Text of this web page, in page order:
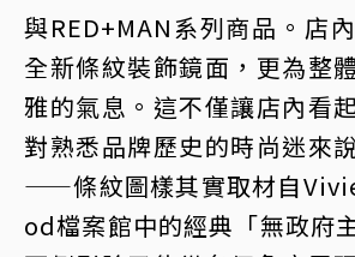
與RED+MAN系列商品。店
全新條紋裝飾鏡面，更為整
雅的氣息。這不僅讓店內看
對熟悉品牌歷史的時尚迷來
——條紋圖樣其實取材自
od檔案館中的經典「無政府